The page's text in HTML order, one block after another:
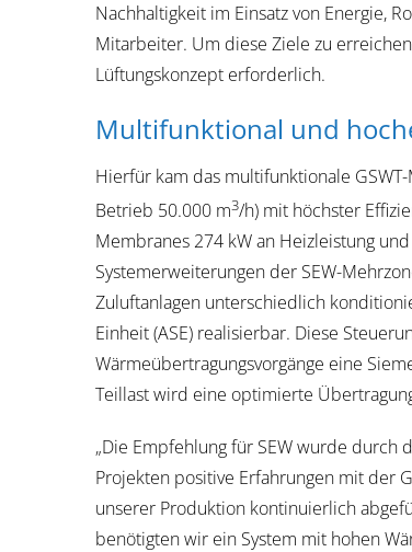
Nachhaltigkeit im Einsatz von Energie,
Mitarbeiter. Um diese Ziele zu
Lüftungskonzept erforderlich.
Multifunktional und
Hierfür kam das multifunktionale
Betrieb 50.000 m3/h) mit höchster
Membranes 274 kW an Heizleistung
Systemerweiterungen der SEW-
Zuluftanlagen unterschiedlich
Einheit (ASE) realisierbar. Diese
Wärmeübertragungsvorgänge eine
Teillast wird eine optimierte
„Die Empfehlung für SEW wurde durch
Projekten positive Erfahrungen mit der
unserer Produktion kontinuierlich
benötigten wir ein System mit hohen